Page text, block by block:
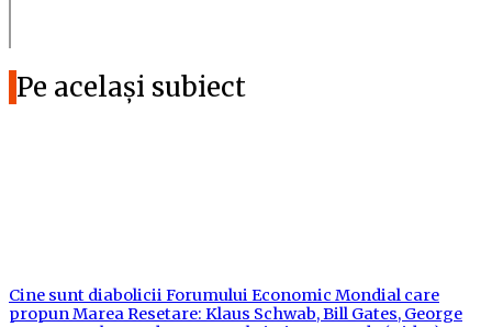
Pe același subiect
Cine sunt diabolicii Forumului Economic Mondial care
propun Marea Resetare: Klaus Schwab, Bill Gates, George